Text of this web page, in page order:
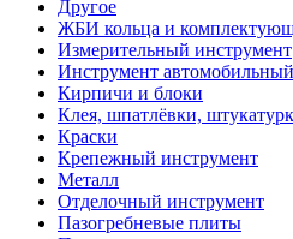
Другое
ЖБИ кольца и
Измерительный инструмент
Инструмент автомобильный
Кирпичи и блоки
Клея, шпатлёвки,
Краски
Крепежный инструмент
Металл
Отделочный инструмент
Пазогребневые плиты